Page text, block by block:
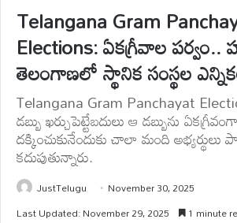
Telangana Gram
Elections: ఏకగ్రీవాల పర్వం..
తెలంగాణలో స్థానిక సంస్థల
Telangana Gram Panchayat
డబ్బు ఖర్చుపెట్టేబదులు ఆ డబ్బును
దక్కించుకునేందుకు చాలా మంది అభ్యర్థులు
కదుపుతున్నారు.
JustTelugu
November 30, 2025
Last Updated: November 29, 2025
1 minute